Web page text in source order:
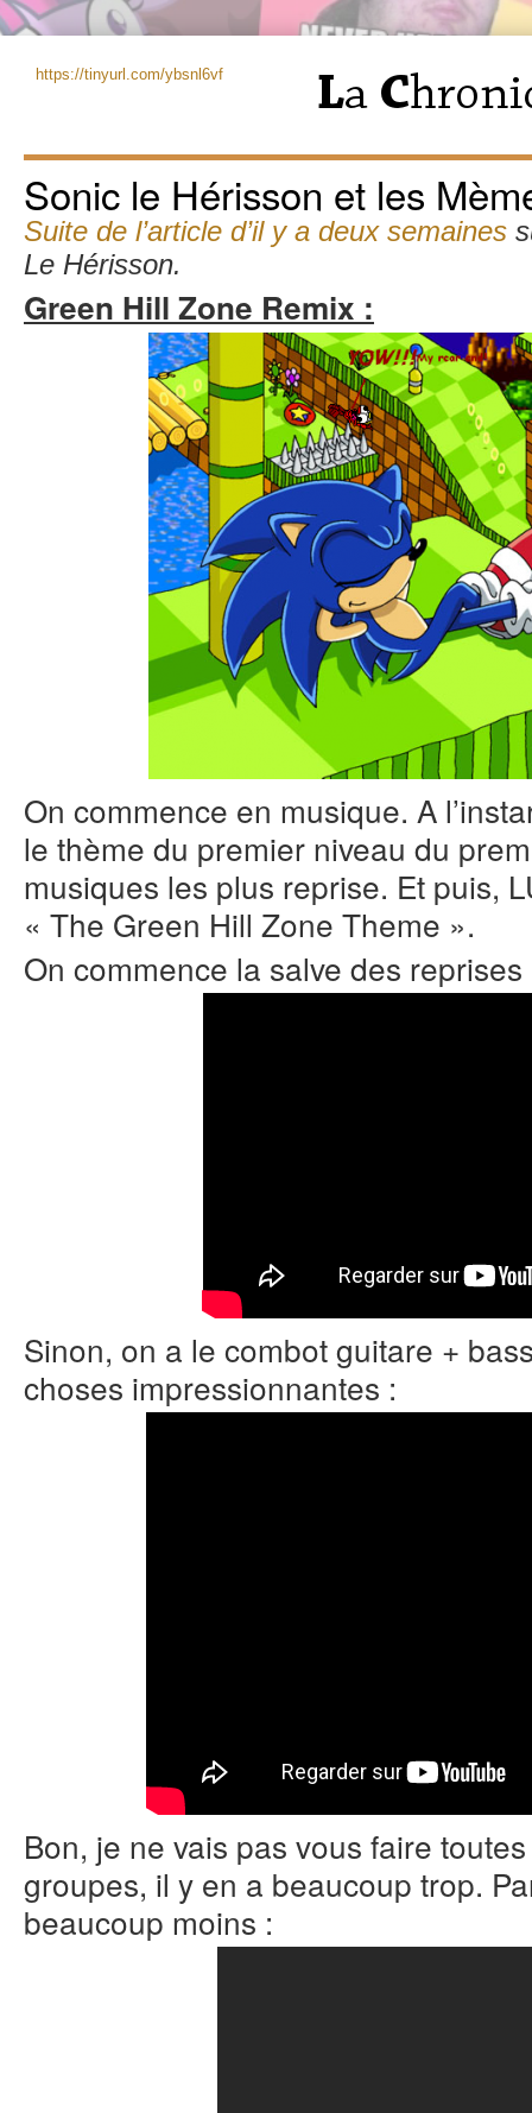
https://tinyurl.com/ybsnl6vf
Sonic le Hérisson et les
Suite de l’article d’il y a deux semaines
Le Hérisson.
Green Hill Zone Remix :
On commence en musique. A
le thème du premier niveau du
musiques les plus reprise. Et puis,
« The Green Hill Zone Theme ».
On commence la salve des
Sinon, on a le combot guitare +
choses impressionnantes :
Bon, je ne vais pas vous faire
groupes, il y en a beaucoup trop.
beaucoup moins :